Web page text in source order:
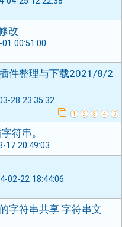
改
00:51:00
件整理与下载2021/8/2
28 23:35:32
1 2 3 4 5
符串。
17 20:49:03
02-22 18:44:06
字符串共享 字符串文